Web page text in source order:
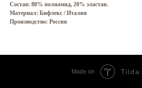
Состав: 80% полиамид, 20% эластан.
Материал: Бифлекс / Италия
Производство: Россия
Made on Tilda